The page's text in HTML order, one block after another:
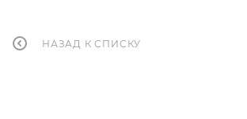
НАЗАД К СПИСКУ